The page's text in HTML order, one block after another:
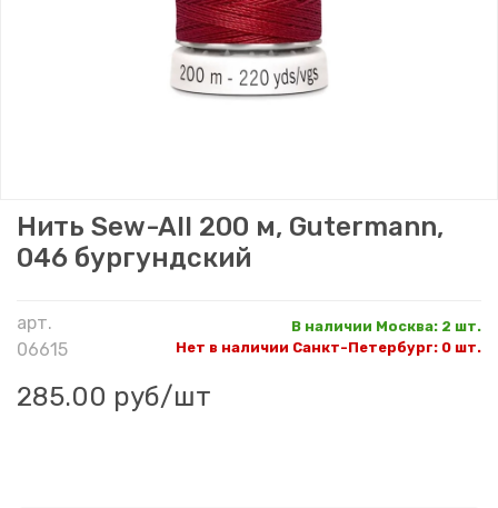
арт.
06615
В наличии Москва: 2 шт.
Нет в наличии Санкт-Петербург: 0 шт.
Нить Sew-All 200 м, Gutermann,
046 бургундский
285.00 руб/шт